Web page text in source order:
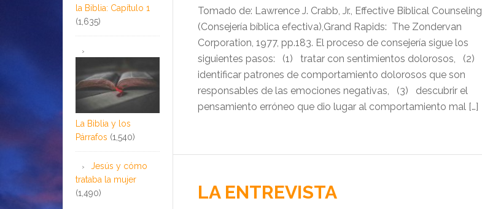
Tomado de: Lawrence J. Crabb, Jr., Effective Biblical Counseling
(Consejería bíblica efectiva),Grand Rapids: The Zondervan
Corporation, 1977, pp.183. El proceso de consejería sigue los
siguientes pasos: (1) tratar con sentimientos dolorosos, (2)
identificar patrones de comportamiento dolorosos que son
responsables de las emociones negativas, (3) descubrir el
pensamiento erróneo que dio lugar al comportamiento mal […]
LA ENTREVISTA
la Biblia: Capítulo 1
(1,635)
La Biblia y los
Párrafos (1,540)
Jesús y cómo
trataba la mujer
(1,490)